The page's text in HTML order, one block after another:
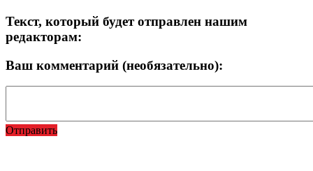
Текст, который будет отправлен нашим
редакторам:
Ваш комментарий (необязательно):
Отправить